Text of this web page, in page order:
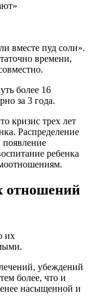
вместе пуд соли».
времени,
более 16
за 3 года.
кризис трех лет
Распределение
ребенка
отношений
их
убеждений
более, что и
насыщенной и